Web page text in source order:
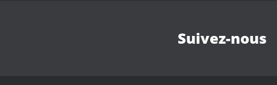
Suivez-nous